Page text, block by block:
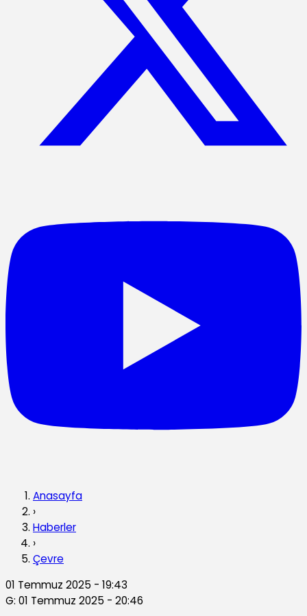
Anasayfa
›
Haberler
›
Çevre
01 Temmuz 2025 - 19:43
G: 01 Temmuz 2025 - 20:46